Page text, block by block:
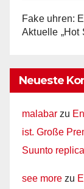
Fake uhren:
Aktuelle „Hot
Neueste
malabar zu
ist. Große
Suunto
see more zu